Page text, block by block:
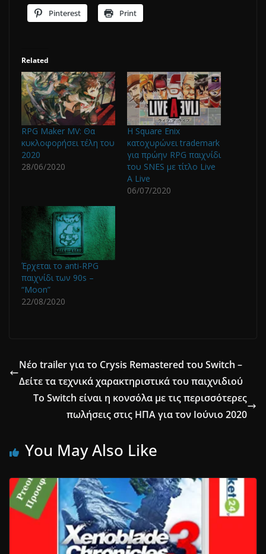
Pinterest Print
Related
RPG Maker MV: Θα
κυκλοφορήσει τέλη του
2020
28/06/2020
Η Square Enix
κατοχυρώνει trademark
για πρώην RPG παιχνίδι
του SNES με τίτλο Live
A Live
06/07/2020
Έρχεται το anti-RPG
παιχνίδι των 90s –
“Μoon”
22/08/2020
Νέο trailer για το Crysis Remastered του Switch –
Δείτε τα τεχνικά χαρακτηριστικά του παιχνιδιού
Το Switch είναι η κονσόλα με τις περισσότερες
πωλήσεις στις ΗΠΑ για τον Ιούνιο 2020
You May Also Like